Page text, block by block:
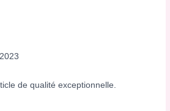
de qualité exceptionnelle.